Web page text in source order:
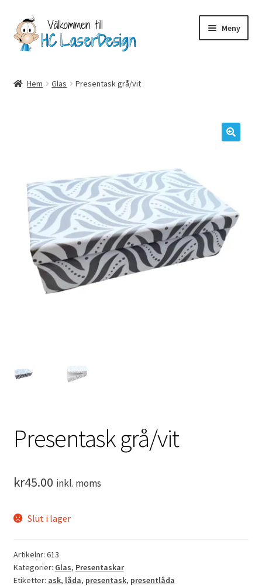
Hoppa
till
navigering
Hoppa
till
innehåll
Meny
Kontakt
Köpvillkor
Logotypes
Search Results
Köpvillkor
Till kassan
Hem Glas Presentask grå/vit
Presentask grå/vit
kr45.00 inkl. moms
Slut i lager
Artikelnr: 613
Kategorier: Glas, Presentaskar
Etiketter: ask, låda, presentask, presentlåda